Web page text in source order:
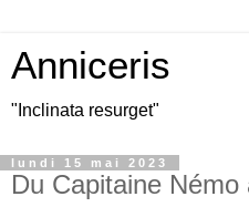
Anniceris
"Inclinata resurget"
lundi 15 mai 2023
Du Capitaine